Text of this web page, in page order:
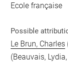
Ecole française
Possible
Le Brun, Charles
(Beauvais,